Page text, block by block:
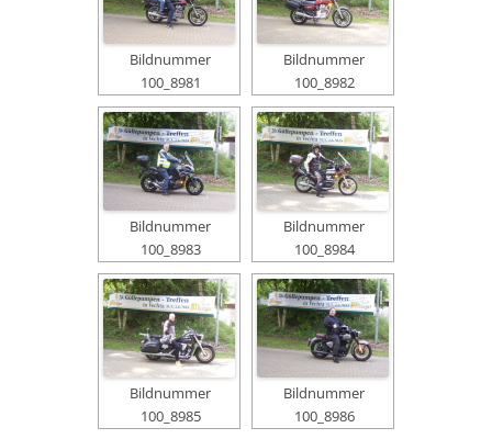
Bildnummer
100_8981
Bildnummer
100_8982
Bildnummer
100_8983
Bildnummer
100_8984
Bildnummer
100_8985
Bildnummer
100_8986